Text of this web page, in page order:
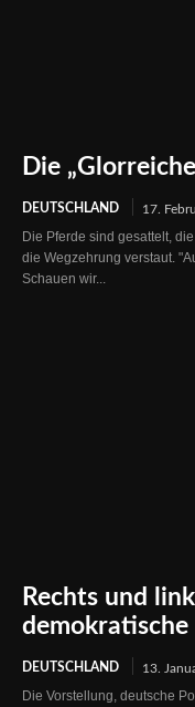
Die
DEUTSCHLAND 17.
Die Pferde sind gesattelt,
die Wegzehrung verstaut.
Schauen wir...
Rechts und
DEUTSCHLAND 13.
Die Vorstellung, deutsche